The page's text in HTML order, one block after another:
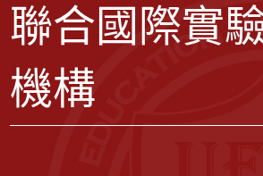
聯合國際實
機構